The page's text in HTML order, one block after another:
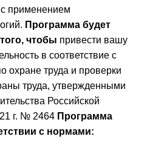
с применением
Программа будет
чтобы привести вашу
в соответствие с
охране труда и проверки
труда, утвержденными
Российской
г. № 2464 Программа
с нормами: